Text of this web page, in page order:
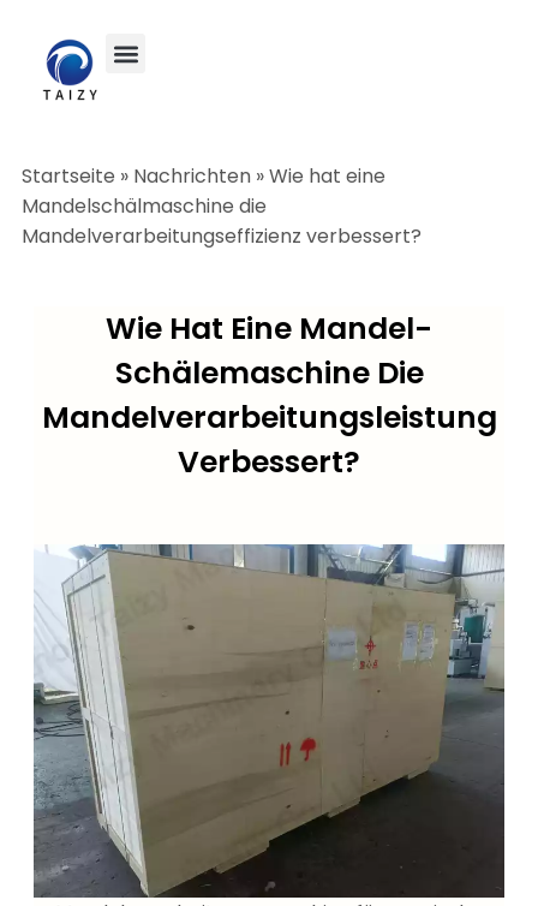
Startseite » Nachrichten »Wie hat eine
Mandelschälmaschine die
Mandelverarbeitungseffizienz verbessert?
Wie Hat Eine Mandel-
Schälemaschine Die
Mandelverarbeitungsleistung
Verbessert?